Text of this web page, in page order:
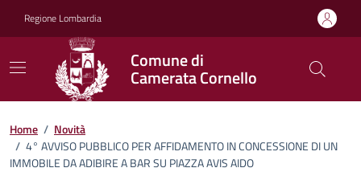
Regione Lombardia
Comune di
Camerata Cornello
Home / Novità
/ 4° AVVISO PUBBLICO PER AFFIDAMENTO IN CONCESSIONE DI UN
IMMOBILE DA ADIBIRE A BAR SU PIAZZA AVIS AIDO